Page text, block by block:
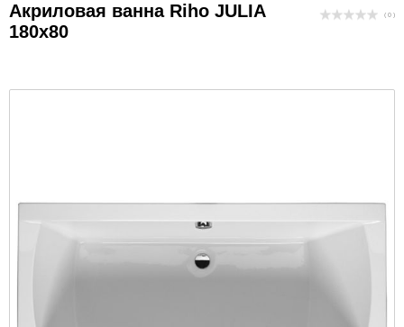
Акриловая ванна Riho JULIA
180x80
( 0 )